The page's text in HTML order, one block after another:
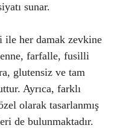
sunar.
her damak zevkine
farfalle, fusilli
glutensiz ve tam
Ayrıca, farklı
olarak tasarlanmış
de bulunmaktadır.